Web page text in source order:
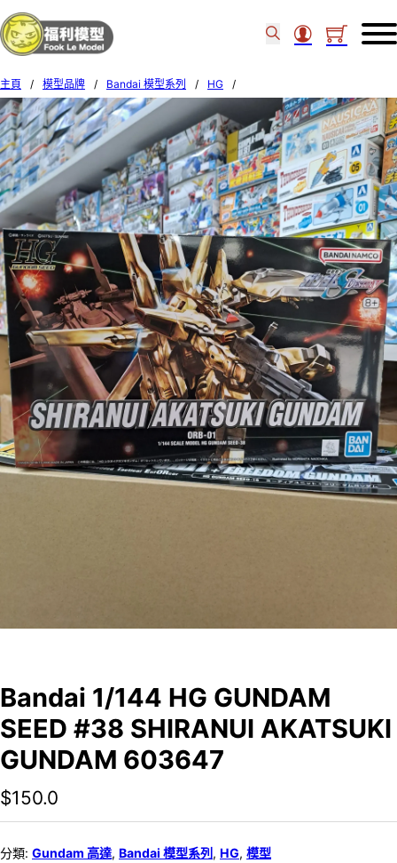
主頁 / 模型品牌 / Bandai 模型系列 / HG
/
Bandai 1/144 HG GUNDAM SEED #38 SHIRANUI AKATSUKI GUNDAM 603647
Bandai 1/144 HG GUNDAM
SEED #38 SHIRANUI AKATSUKI
GUNDAM 603647
$150.0
分類: Gundam 高達, Bandai 模型系列 , HG, 模型